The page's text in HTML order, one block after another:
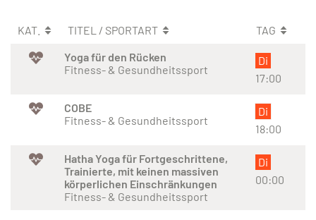
KAT. TITEL / SPORTART
TAG
Yoga für den Rücken
Fitness- & Gesundheitssport
Di
17:00
COBE
Fitness- & Gesundheitssport
Di
18:00
Hatha Yoga für Fortgeschrittene,
Trainierte, mit keinen massiven
körperlichen Einschränkungen
Fitness- & Gesundheitssport
Di
00:00